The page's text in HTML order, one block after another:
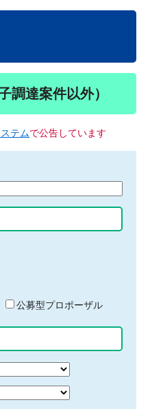
調達案件以外）
テムで公告しています
公募型プロポーザル